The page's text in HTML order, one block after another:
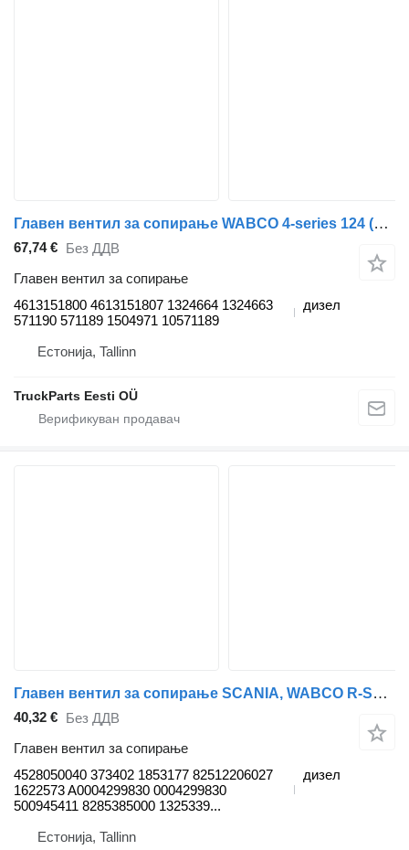
Главен вентил за сопирање WABCO 4-series 124 (01.95-12.04) 4613151800 за камион влекач Scania 4-series (1995-2006)
67,74 € Без ДДВ
Главен вентил за сопирање
4613151800 4613151807 1324664 1324663
571190 571189 1504971 10571189
дизел
Естонија, Tallinn
TruckParts Eesti OÜ
Главен вентил за сопирање SCANIA, WABCO R-Series (01.16-) 4528050040 за камион влекач Scania L,P,G,R,S-series (2016-)
40,32 € Без ДДВ
Главен вентил за сопирање
4528050040 373402 1853177 82512206027
1622573 A0004299830 0004299830
500945411 8285385000 1325339...
дизел
Естонија, Tallinn